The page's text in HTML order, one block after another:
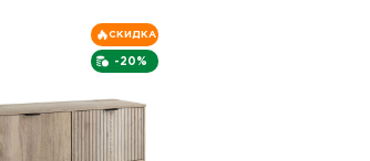
-20%
СКИДКА